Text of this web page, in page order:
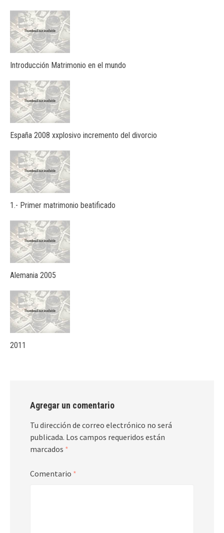
Introducción Matrimonio en el mundo
España 2008 xxplosivo incremento del divorcio
1.- Primer matrimonio beatificado
Alemania 2005
2011
Agregar un comentario
Tu dirección de correo electrónico no será
publicada. Los campos requeridos están
marcados *
Comentario *